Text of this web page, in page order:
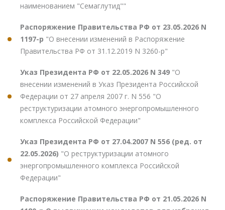
наименованием "Семаглутид""
Распоряжение Правительства РФ от 23.05.2026 N
1197-р "О внесении изменений в Распоряжение
Правительства РФ от 31.12.2019 N 3260-р"
Указ Президента РФ от 22.05.2026 N 349 "О
внесении изменений в Указ Президента Российской
Федерации от 27 апреля 2007 г. N 556 "О
реструктуризации атомного энергопромышленного
комплекса Российской Федерации"
Указ Президента РФ от 27.04.2007 N 556 (ред. от
22.05.2026) "О реструктуризации атомного
энергопромышленного комплекса Российской
Федерации"
Распоряжение Правительства РФ от 21.05.2026 N